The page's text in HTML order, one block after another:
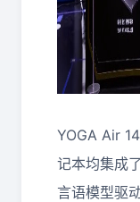
YOGA Air
记本均集成
言语模型驱